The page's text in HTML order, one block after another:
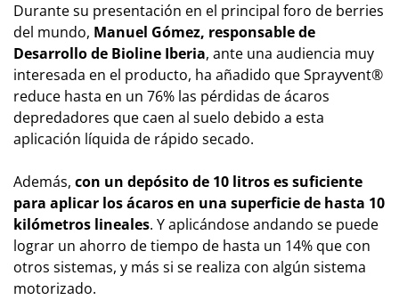
Durante su presentación en el principal foro de berries
del mundo, Manuel Gómez, responsable de
Desarrollo de Bioline Iberia, ante una audiencia muy
interesada en el producto, ha añadido que Sprayvent®
reduce hasta en un 76% las pérdidas de ácaros
depredadores que caen al suelo debido a esta
aplicación líquida de rápido secado.
Además, con un depósito de 10 litros es suficiente
para aplicar los ácaros en una superficie de hasta 10
kilómetros lineales. Y aplicándose andando se puede
lograr un ahorro de tiempo de hasta un 14% que con
otros sistemas, y más si se realiza con algún sistema
motorizado.